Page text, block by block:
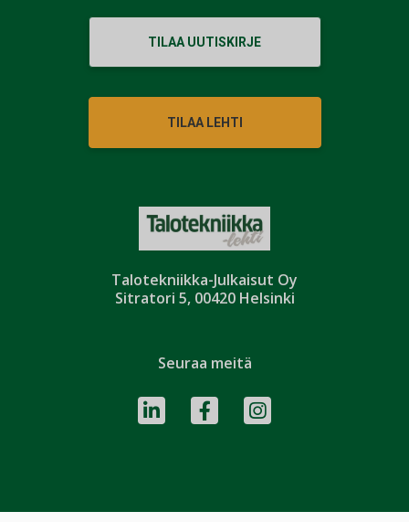
Talotekniikka-Julkaisut Oy
Sitratori 5, 00420 Helsinki
TILAA UUTISKIRJE
TILAA LEHTI
Seuraa meitä